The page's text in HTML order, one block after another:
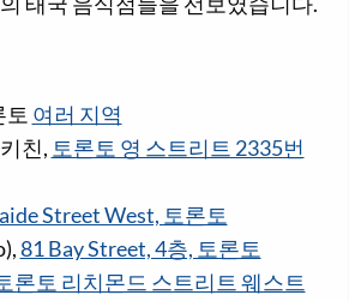
토 여러 지역
친, 토론토 영 스트리트 2335번
Street West, 토론토
81 Bay Street, 4층, 토론토
론토 리치몬드 스트리트 웨스트